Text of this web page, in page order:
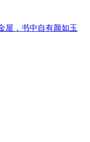
屋，书中自有颜如玉